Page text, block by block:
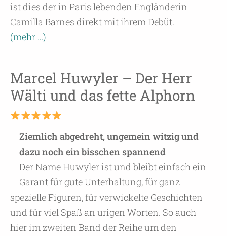
ist dies der in Paris lebenden Engländerin
Camilla Barnes direkt mit ihrem Debüt.
(mehr …)
Marcel Huwyler – Der Herr
Wälti und das fette Alphorn
Ziemlich abgedreht, ungemein witzig und
dazu noch ein bisschen spannend
Der Name Huwyler ist und bleibt einfach ein
Garant für gute Unterhaltung, für ganz
spezielle Figuren, für verwickelte Geschichten
und für viel Spaß an urigen Worten. So auch
hier im zweiten Band der Reihe um den